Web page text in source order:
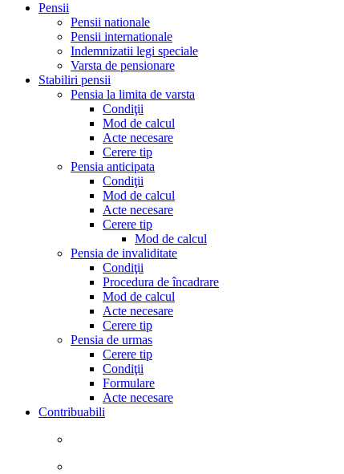
Pensii
Pensii nationale
Pensii internationale
Indemnizatii legi speciale
Varsta de pensionare
Stabiliri pensii
Pensia la limita de varsta
Condiţii
Mod de calcul
Acte necesare
Cerere tip
Pensia anticipata
Condiţii
Mod de calcul
Acte necesare
Cerere tip
Mod de calcul
Pensia de invaliditate
Condiţii
Procedura de încadrare
Mod de calcul
Acte necesare
Cerere tip
Pensia de urmas
Cerere tip
Condiţii
Formulare
Acte necesare
Contribuabili